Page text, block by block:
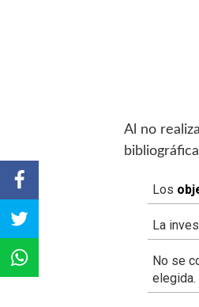
Al no
Los
La
No se
elegida.